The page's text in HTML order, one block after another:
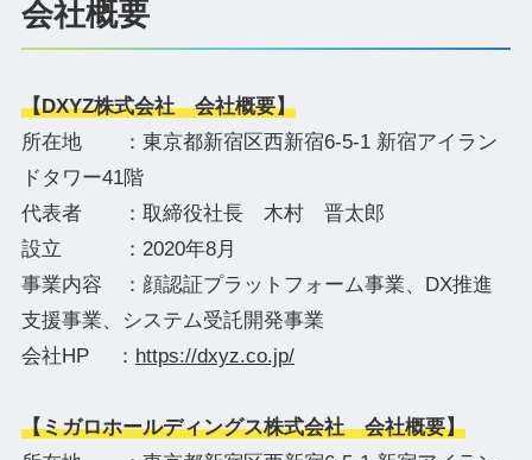
会社概要
【DXYZ株式会社 会社概要】
所在地 ：東京都新宿区西新宿6-5-1 新宿アイラン
ドタワー41階
代表者 ：取締役社長 木村 晋太郎
設立 ：2020年8月
事業内容 ：顔認証プラットフォーム事業、DX推進
支援事業、システム受託開発事業
会社HP ： https://dxyz.co.jp/
【ミガロホールディングス株式会社 会社概要】